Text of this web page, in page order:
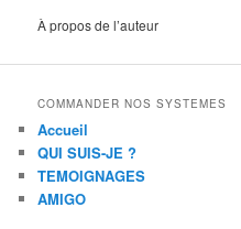
À propos de l’auteur
COMMANDER NOS SYSTEMES
Accueil
QUI SUIS-JE ?
TEMOIGNAGES
AMIGO